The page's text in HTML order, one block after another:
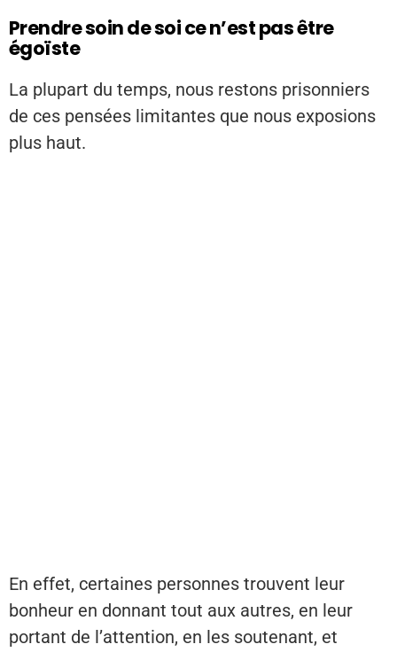
Prendre soin de soi ce n’est pas être
égoïste
La plupart du temps, nous restons prisonniers
de ces pensées limitantes que nous exposions
plus haut.
En effet, certaines personnes trouvent leur
bonheur en donnant tout aux autres, en leur
portant de l’attention, en les soutenant, et